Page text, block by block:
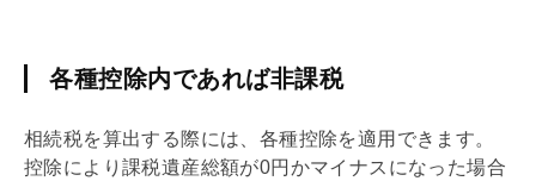
各種控除内であれば非課税
相続税を算出する際には、各種控除を適用できます。
控除により課税遺産総額が0円かマイナスになった場合